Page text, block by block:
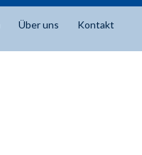
Über uns Kontakt